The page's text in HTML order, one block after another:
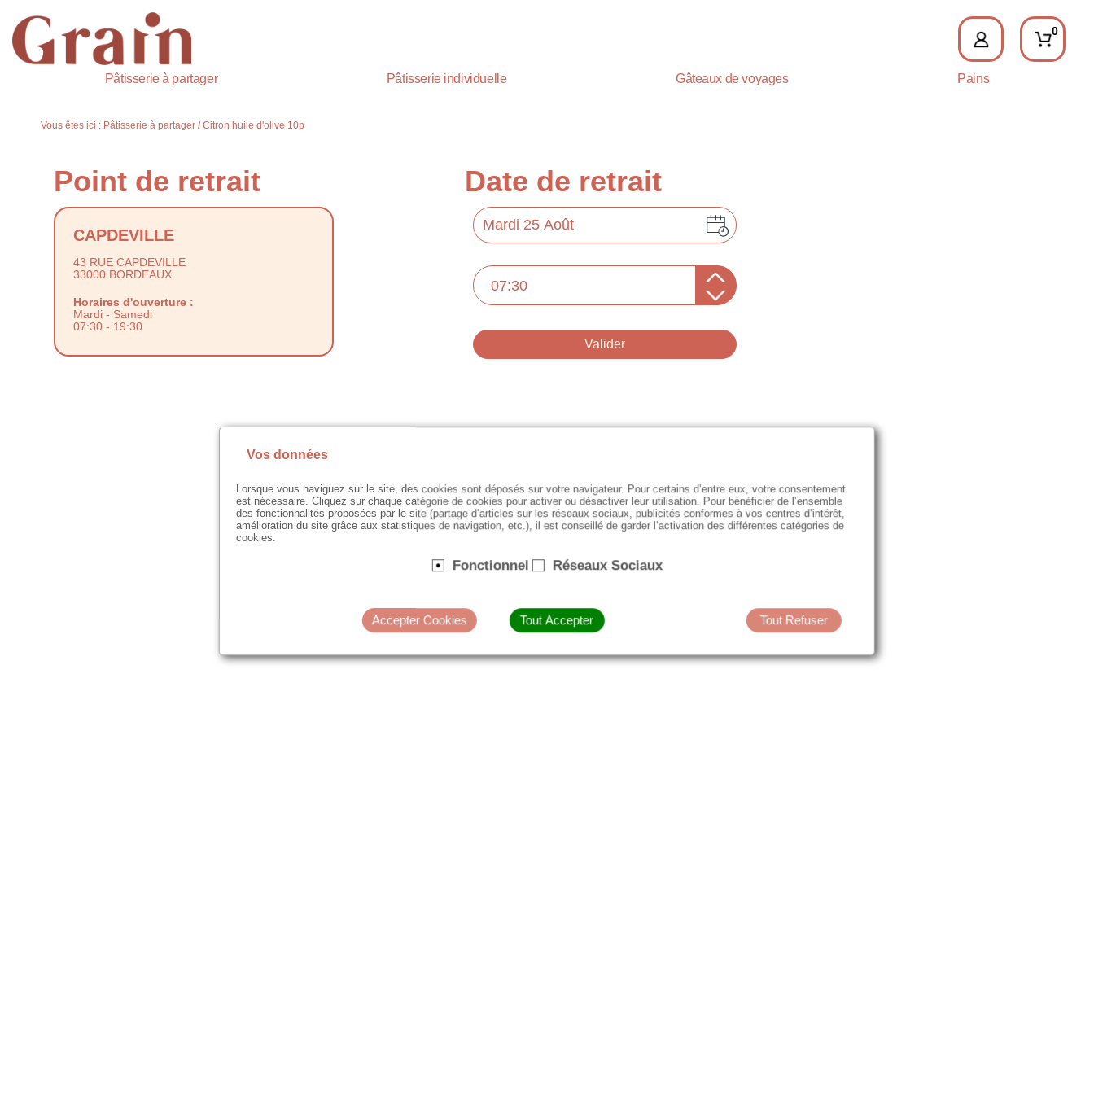
Pâtisserie à partager Pâtisserie individuelle Gâteaux de voyages Pains
0
Vous êtes ici : Pâtisserie à partager / Citron huile d'olive 10p
CAPDEVILLE
43 RUE CAPDEVILLE
33000 BORDEAUX
Horaires d'ouverture :
Mardi - Samedi
07:30 - 19:30
Valider
Vos données
Lorsque vous naviguez sur le site, des cookies sont déposés sur votre navigateur. Pour certains d’entre eux, votre consentement
est nécessaire. Cliquez sur chaque catégorie de cookies pour activer ou désactiver leur utilisation. Pour bénéficier de l’ensemble
des fonctionnalités proposées par le site (partage d’articles sur les réseaux sociaux, publicités conformes à vos centres d’intérêt,
amélioration du site grâce aux statistiques de navigation, etc.), il est conseillé de garder l’activation des différentes catégories de
cookies.
Fonctionnel Réseaux Sociaux
Accepter Cookies Tout Accepter Tout Refuser